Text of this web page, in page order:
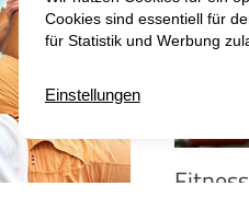
Fitness